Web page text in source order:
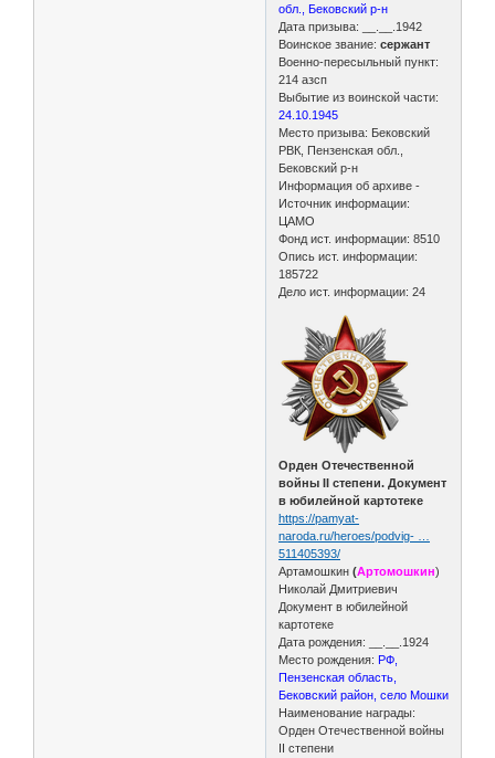
обл., Бековский р-н
Дата призыва: __.__.1942
Воинское звание:сержант
Военно-пересыльный пункт:
214 азсп
Выбытие из воинской части:
24.10.1945
Место призыва: Бековский
РВК, Пензенская обл.,
Бековский р-н
Информация об архиве -
Источник информации:
ЦАМО
Фонд ист. информации: 8510
Опись ист. информации:
185722
Дело ист. информации: 24
Орден Отечественной
войны II степени. Документ
в юбилейной картотеке
https://pamyat-
naroda.ru/heroes/podvig- …
511405393/
Артамошкин(Артомошкин)
Николай Дмитриевич
Документ в юбилейной
картотеке
Дата рождения: __.__.1924
Место рождения: РФ,
Пензенская область,
Бековский район, село Мошки
Наименование награды:
Орден Отечественной войны
II степени